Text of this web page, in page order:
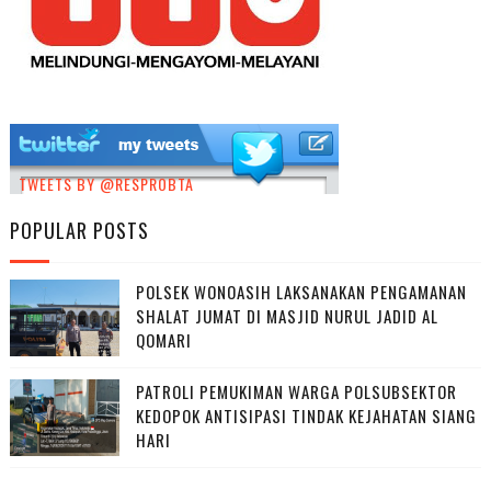
TWEETS BY @RESPROBTA
POPULAR POSTS
POLSEK WONOASIH LAKSANAKAN PENGAMANAN
SHALAT JUMAT DI MASJID NURUL JADID AL
QOMARI
PATROLI PEMUKIMAN WARGA POLSUBSEKTOR
KEDOPOK ANTISIPASI TINDAK KEJAHATAN SIANG
HARI